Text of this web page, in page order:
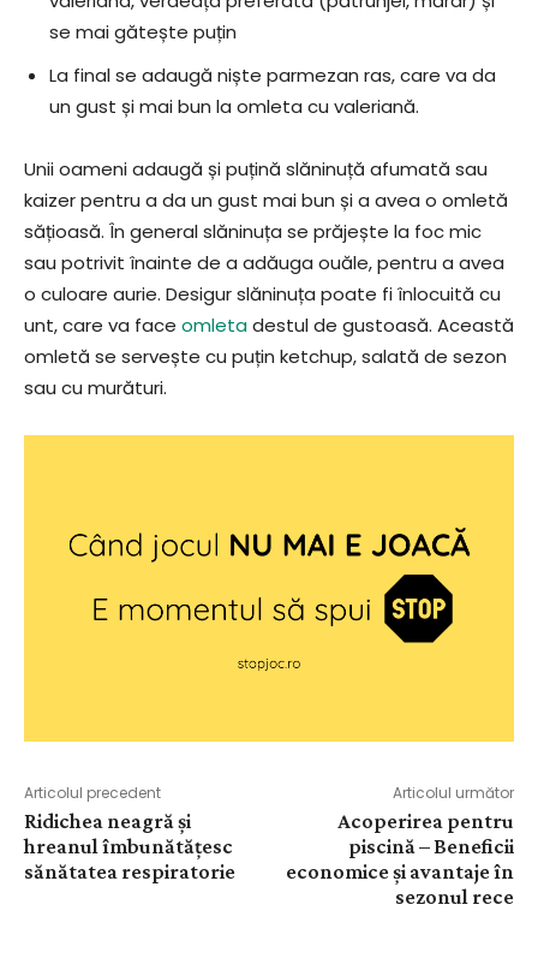
se mai gătește puțin
La final se adaugă niște parmezan ras, care va da
un gust și mai bun la omleta cu valeriană.
Unii oameni adaugă și puțină slăninuță afumată sau
kaizer pentru a da un gust mai bun și a avea o omletă
sățioasă. În general slăninuța se prăjește la foc mic
sau potrivit înainte de a adăuga ouăle, pentru a avea
o culoare aurie. Desigur slăninuța poate fi înlocuită cu
unt, care va face omletadestul de gustoasă. Această
omletă se servește cu puțin ketchup, salată de sezon
sau cu murături.
Articolul precedent
Ridichea neagră și
hreanul îmbunătățesc
sănătatea respiratorie
Articolul următor
Acoperirea pentru
piscină – Beneficii
economice și avantaje în
sezonul rece